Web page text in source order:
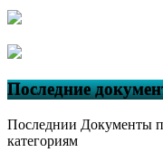
Последние
Последнии Документы
категориям